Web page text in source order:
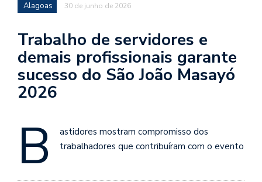
Alagoas 30 de junho de 2026
Trabalho de servidores e
demais profissionais garante
sucesso do São João Masayó
2026
B
astidores mostram compromisso dos
trabalhadores que contribuíram com o evento